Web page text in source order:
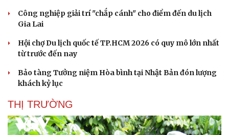
Dinh dưỡng - món ngon
Cây thuốc
Sản phụ khoa
Blog
Tình yêu - Gia đình
Công nghiệp giải trí "chắp cánh" cho điểm đến du lịch
Gia Lai
Hội chợ Du lịch quốc tế TP.HCM 2026 có quy mô lớn nhất
từ trước đến nay
Bảo tàng Tưởng niệm Hòa bình tại Nhật Bản đón lượng
khách kỷ lục
THỊ TRƯỜNG